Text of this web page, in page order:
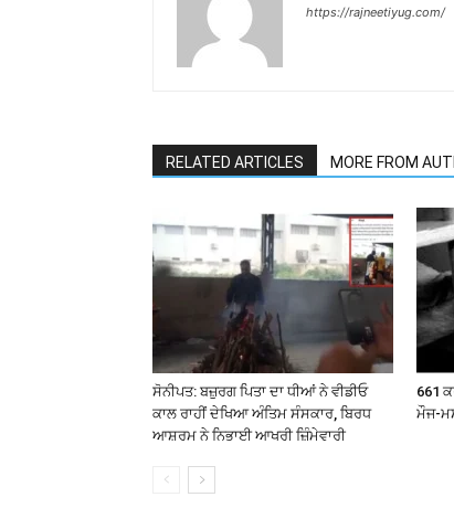
https://rajneetiyug.com/
RELATED ARTICLES MORE FROM
ਸੋਨੀਪਤ: ਬਜ਼ੁਰਗ ਪਿਤਾ ਦਾ ਧੀਆਂ ਨੇ ਵੀਡੀਓ
ਕਾਲ ਰਾਹੀਂ ਦੇਖਿਆ ਅੰਤਿਮ ਸੰਸਕਾਰ, ਬਿਰਧ
ਆਸ਼ਰਮ ਨੇ ਨਿਭਾਈ ਆਖਰੀ ਜ਼ਿੰਮੇਵਾਰੀ
661
ਮੌਜ-